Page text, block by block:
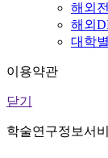
해외
해외
대학
이용약관
닫기
학술연구정보서